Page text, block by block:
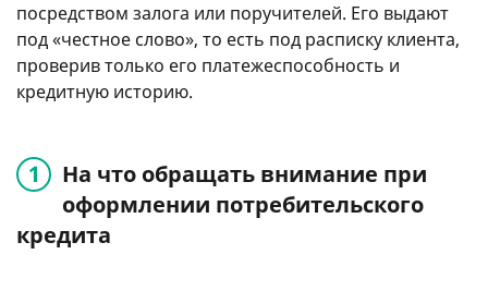
посредством залога или поручителей. Его выдают
под «честное слово», то есть под расписку клиента,
проверив только его платежеспособность и
кредитную историю.
На что обращать внимание при
оформлении потребительского
кредита